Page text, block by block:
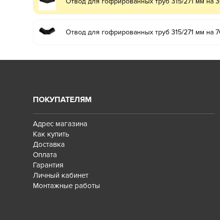
Отвод для гофрированных труб 315/271 мм на
ПОКУПАТЕЛЯМ
Адрес магазина
Как купить
Доставка
Оплата
Гарантия
Личный кабинет
Монтажные работы